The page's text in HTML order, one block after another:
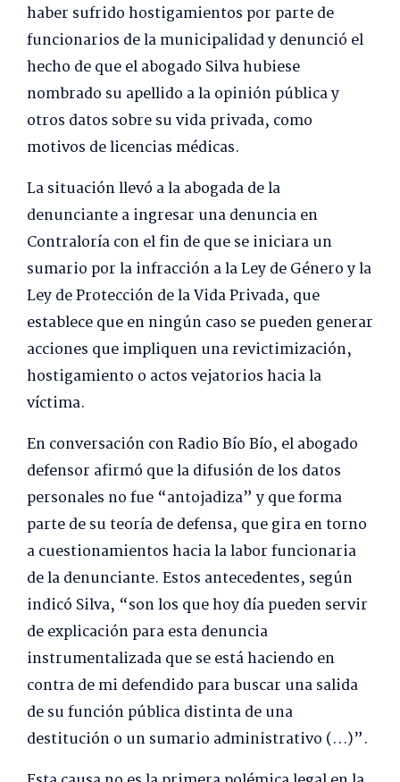
haber sufrido hostigamientos por parte de
funcionarios de la municipalidad y denunció el
hecho de que el abogado Silva hubiese
nombrado su apellido a la opinión pública y
otros datos sobre su vida privada, como
motivos de licencias médicas.
La situación llevó a la abogada de la
denunciante a ingresar una denuncia en
Contraloría con el fin de que se iniciara un
sumario por la infracción a la Ley de Género y la
Ley de Protección de la Vida Privada, que
establece que en ningún caso se pueden generar
acciones que impliquen una revictimización,
hostigamiento o actos vejatorios hacia la
víctima.
En conversación con Radio Bío Bío, el abogado
defensor afirmó que la difusión de los datos
personales no fue “antojadiza” y que forma
parte de su teoría de defensa, que gira en torno
a cuestionamientos hacia la labor funcionaria
de la denunciante. Estos antecedentes, según
indicó Silva, “son los que hoy día pueden servir
de explicación para esta denuncia
instrumentalizada que se está haciendo en
contra de mi defendido para buscar una salida
de su función pública distinta de una
destitución o un sumario administrativo (…)”.